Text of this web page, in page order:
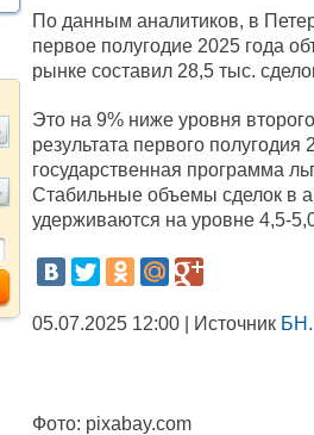
По данным аналитиков, в
первое полугодие 2025 года
рынке составил 28,5 тыс.
Это на 9% ниже уровня
результата первого
государственная программа
Стабильные объемы сделок в
удерживаются на уровне 4,5-
05.07.2025 12:00 | Источник
Фото: pixabay.com